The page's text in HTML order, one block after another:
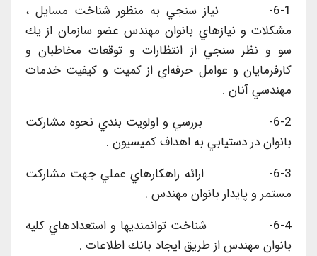
6-1- نياز سنجي به منظور شناخت مسايل ،
مشكلات و نيازهاي بانوان مهندس عضو سازمان از يك
سو و نظر سنجي از انتظارات و توقعات مخاطبان و
كارفرمايان و عوامل حرفه‌اي از كميت و كيفيت خدمات
مهندسي آنان .
6-2- بررسي و اولويت بندي نحوه مشاركت
بانوان در دستيابي به اهداف كميسيون .
6-3- ارائه راهكارهاي عملي جهت مشاركت
مستمر و پايدار بانوان مهندس .
6-4- شناخت توانمنديها و استعدادهاي كليه
بانوان مهندس از طريق ايجاد بانك اطلاعات .